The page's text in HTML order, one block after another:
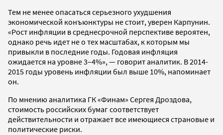
Тем не менее опасаться серьезного ухудшения
экономической конъюнктуры не стоит, уверен Карпунин.
«Рост инфляции в среднесрочной перспективе вероятен,
однако речь идет не о тех масштабах, к которым мы
привыкли в последние годы. Годовая инфляция
ожидается на уровне 3–4%», — говорит аналитик. В 2014-
2015 годы уровень инфляции был выше 10%, напоминает
он.
По мнению аналитика ГК «Финам» Сергея Дроздова,
стоимость российских бумаг соответствует
действительности и отражает все имеющиеся страновые и
политические риски.